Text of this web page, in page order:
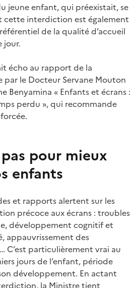
jeune enfant, qui préexistait, se
cette interdiction est également
de la qualité d’accueil
jour.
écho au rapport de la
par le Docteur Servane Mouton
Benyamina « Enfants et écrans :
perdu », qui recommande
pour mieux
enfants
et rapports alertent sur les
précoce aux écrans : troubles
développement cognitif et
appauvrissement des
C’est particulièrement vrai au
jours de l’enfant, période
développement. En actant
la Ministre tient